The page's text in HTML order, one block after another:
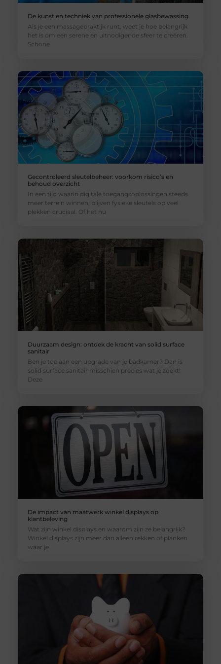
De kunst en techniek van professionele glasbewassing
Als je een massagepraktijk runt, weet je hoe belangrijk
het is om een serene en uitnodigende sfeer te creëren.
Schone
Gecontroleerd sleutelbeheer: voorkom risico’s en
behoud overzicht
In een tijd waarin digitale toegangsoplossingen steeds
meer terrein winnen, blijven fysieke sleutels op veel
plekken cruciaal. Of het nu
Duurzaam design: ontdek de kracht van solid surface
sanitair
Ben je toe aan een upgrade van je badkamer? Dan is
solid surface sanitair misschien precies wat je zoekt!
Deze
De impact van maatwerk winkel displays op
klantbeleving
Wat zijn winkel displays en waarom zijn ze belangrijk?
Winkel displays zijn meer dan alleen rekken of planken
waar je